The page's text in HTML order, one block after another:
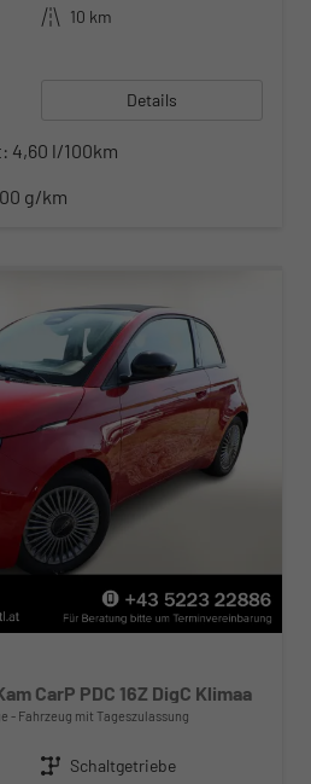
Kilometerstand 10 km
Details
4,60 l/100km
g/km
CarP PDC 16Z DigC Klimaa
Fahrzeug mit Tageszulassung
Getriebe Schaltgetriebe